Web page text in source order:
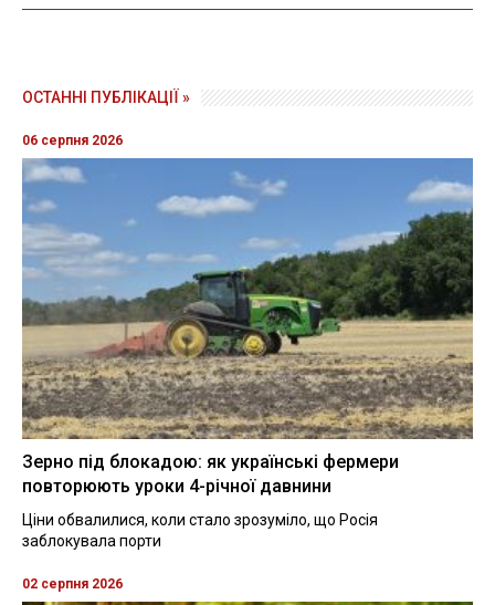
ОСТАННІ ПУБЛІКАЦІЇ »
06 серпня 2026
Зерно під блокадою: як українські фермери
повторюють уроки 4-річної давнини
Ціни обвалилися, коли стало зрозуміло, що Росія
заблокувала порти
02 серпня 2026